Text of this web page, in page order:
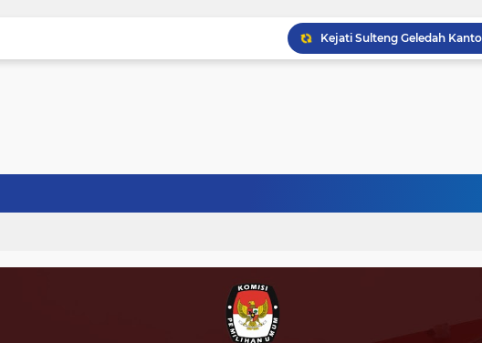
Musprov VIII Berlangsung